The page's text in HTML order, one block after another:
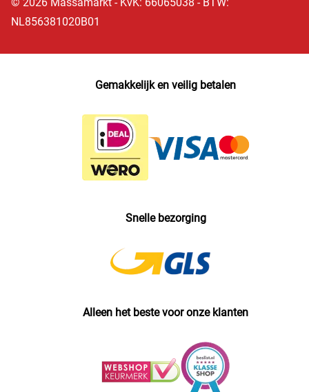
© 2026 Massamarkt - KvK: 66065038 - BTW:
NL856381020B01
Gemakkelijk en veilig betalen
Snelle bezorging
Alleen het beste voor onze klanten